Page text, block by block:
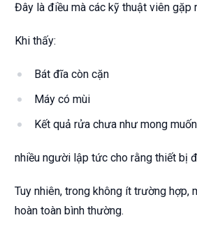
Đây là điều mà các kỹ thuật viên gặp
Khi thấy:
Bát đĩa còn cặn
Máy có mùi
Kết quả rửa chưa như mong muốn
nhiều người lập tức cho rằng thiết bị
Tuy nhiên, trong không ít trường hợp,
hoàn toàn bình thường.